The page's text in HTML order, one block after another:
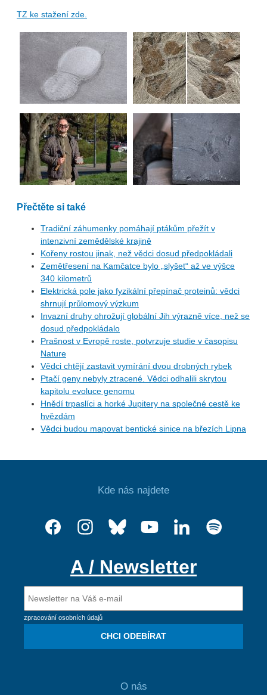
TZ ke stažení zde.
Přečtěte si také
Tradiční záhumenky pomáhají ptákům přežít v
intenzivní zemědělské krajině
Kořeny rostou jinak, než vědci dosud předpokládali
Zemětřesení na Kamčatce bylo „slyšet“ až ve výšce
340 kilometrů
Elektrická pole jako fyzikální přepínač proteinů: vědci
shrnují průlomový výzkum
Invazní druhy ohrožují globální Jih výrazně více, než se
dosud předpokládalo
Prašnost v Evropě roste, potvrzuje studie v časopisu
Nature
Vědci chtějí zastavit vymírání dvou drobných rybek
Ptačí geny nebyly ztracené. Vědci odhalili skrytou
kapitolu evoluce genomu
Hnědí trpaslíci a horké Jupitery na společné cestě ke
hvězdám
Vědci budou mapovat bentické sinice na březích Lipna
Kde nás najdete
A / Newsletter
zpracování osobních údajů
CHCI ODEBÍRAT
O nás